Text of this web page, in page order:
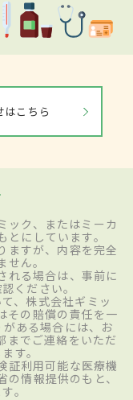
こちら
ック、またはミーカ
にしています。
ますが、内容を完全
ん。
れる場合は、事前に
ください。
、株式会社ギミッ
その賠償の責任を一
ある場合には、お
までご連絡をいただ
す。
証利用可能な医療機
情報提供のもと、
。